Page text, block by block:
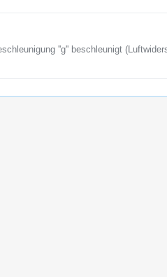
''g'' beschleunigt